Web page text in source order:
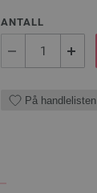
ANTALL
På handlelisten